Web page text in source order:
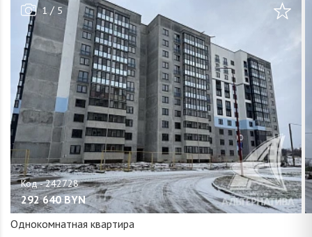
1 / 5
292 640 BYN
Однокомнатная квартира